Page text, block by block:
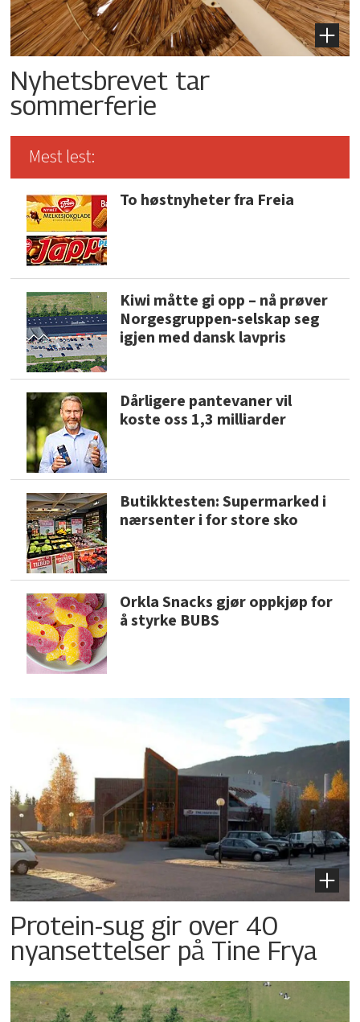
Nyhetsbrevet tar
sommerferie
Mest lest:
To høstnyheter fra Freia
Kiwi måtte gi opp – nå prøver
Norgesgruppen-selskap seg
igjen med dansk lavpris
Dårligere pantevaner vil
koste oss 1,3 milliarder
Butikktesten: Supermarked i
nærsenter i for store sko
Orkla Snacks gjør oppkjøp for
å styrke BUBS
Protein-sug gir over 40
nyansettelser på Tine Frya